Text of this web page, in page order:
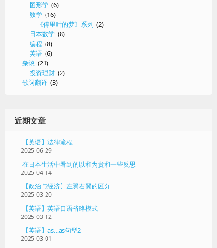
图形学 (6)
数学 (16)
《傅里叶的梦》系列 (2)
日本数学 (8)
编程 (8)
英语 (6)
杂谈 (21)
投资理财 (2)
歌词翻译 (3)
近期文章
【英语】法律流程
2025-06-29
在日本生活中看到的以和为贵和一些反思
2025-04-14
【政治与经济】左翼右翼的区分
2025-03-20
【英语】英语口语省略模式
2025-03-12
【英语】as…as句型2
2025-03-01